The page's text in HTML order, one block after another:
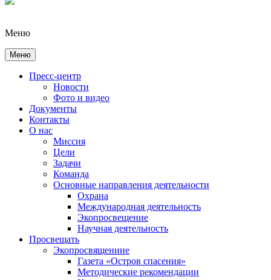
Меню
Меню
Пресс-центр
Новости
Фото и видео
Документы
Контакты
О нас
Миссия
Цели
Задачи
Команда
Основные направления деятельности
Охрана
Международная деятельность
Экопросвещение
Научная деятельность
Просвещать
Экопросвящениие
Газета «Остров спасения»
Методические рекомендации